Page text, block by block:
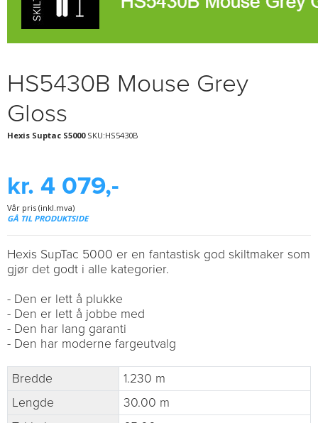
HS5430B Mouse Grey
Gloss
Hexis Suptac S5000SKU:HS5430B
kr. 4 079,-
Vår pris (inkl.mva)
GÅ TIL PRODUKTSIDE
Hexis SupTac 5000 er en fantastisk god skiltmaker som
gjør det godt i alle kategorier.
- Den er lett å plukke
- Den er lett å jobbe med
- Den har lang garanti
- Den har moderne fargeutvalg
Bredde
1.230 m
Lengde
30.00 m